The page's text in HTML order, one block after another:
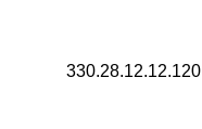
330.28.12.12.120